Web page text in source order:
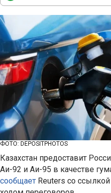
ФОТО: DEPOSITPHOTOS
Казахстан предоставит
Аи-92 и Аи-95 в качестве
сообщает Reuters со